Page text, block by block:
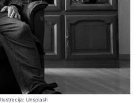
Ilustracija: Unsplash